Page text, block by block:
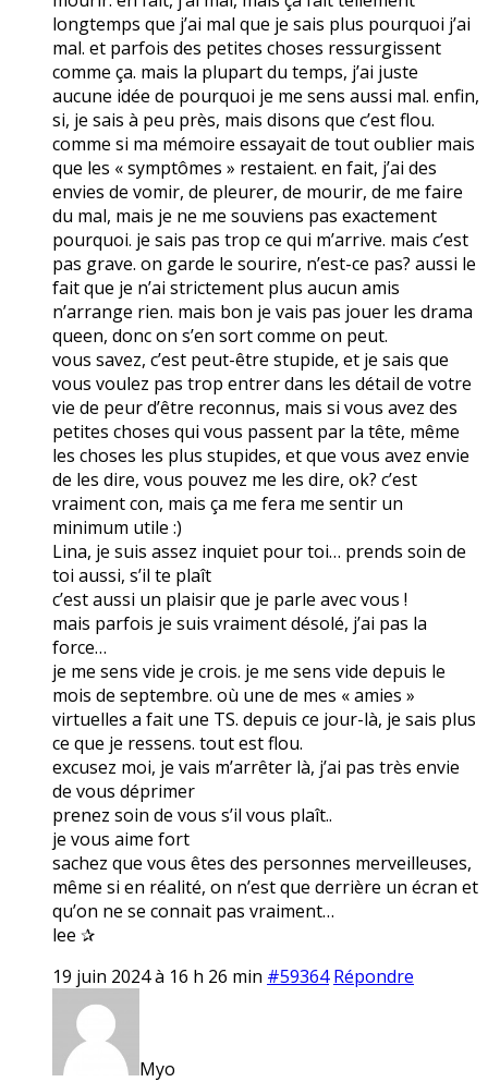
longtemps que j’ai mal que je sais plus pourquoi j’ai
mal. et parfois des petites choses ressurgissent
comme ça. mais la plupart du temps, j’ai juste
aucune idée de pourquoi je me sens aussi mal. enfin,
si, je sais à peu près, mais disons que c’est flou.
comme si ma mémoire essayait de tout oublier mais
que les « symptômes » restaient. en fait, j’ai des
envies de vomir, de pleurer, de mourir, de me faire
du mal, mais je ne me souviens pas exactement
pourquoi. je sais pas trop ce qui m’arrive. mais c’est
pas grave. on garde le sourire, n’est-ce pas? aussi le
fait que je n’ai strictement plus aucun amis
n’arrange rien. mais bon je vais pas jouer les drama
queen, donc on s’en sort comme on peut.
vous savez, c’est peut-être stupide, et je sais que
vous voulez pas trop entrer dans les détail de votre
vie de peur d’être reconnus, mais si vous avez des
petites choses qui vous passent par la tête, même
les choses les plus stupides, et que vous avez envie
de les dire, vous pouvez me les dire, ok? c’est
vraiment con, mais ça me fera me sentir un
minimum utile :)
Lina, je suis assez inquiet pour toi… prends soin de
toi aussi, s’il te plaît
c’est aussi un plaisir que je parle avec vous !
mais parfois je suis vraiment désolé, j’ai pas la
force…
je me sens vide je crois. je me sens vide depuis le
mois de septembre. où une de mes « amies »
virtuelles a fait une TS. depuis ce jour-là, je sais plus
ce que je ressens. tout est flou.
excusez moi, je vais m’arrêter là, j’ai pas très envie
de vous déprimer
prenez soin de vous s’il vous plaît..
je vous aime fort
sachez que vous êtes des personnes merveilleuses,
même si en réalité, on n’est que derrière un écran et
qu’on ne se connait pas vraiment…
lee ✰
19 juin 2024 à 16 h 26 min #59364 Répondre
Myo